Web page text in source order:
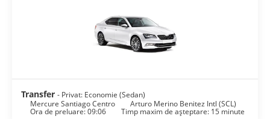
Transfer - Privat: Economie (Sedan)
Mercure Santiago Centro
Arturo Merino Benitez Intl (SCL)
Ora de preluare: 09:06 Timp maxim de așteptare: 15 minute